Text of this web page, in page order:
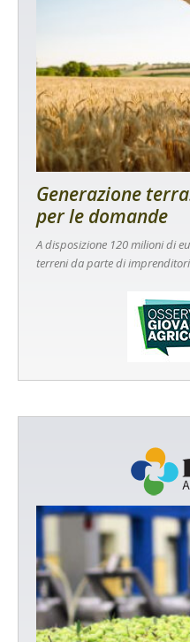
Generazione
per le domande
A disposizione 120 milioni di
terreni da parte di